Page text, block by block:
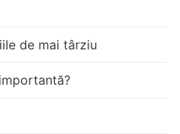
de mai târziu